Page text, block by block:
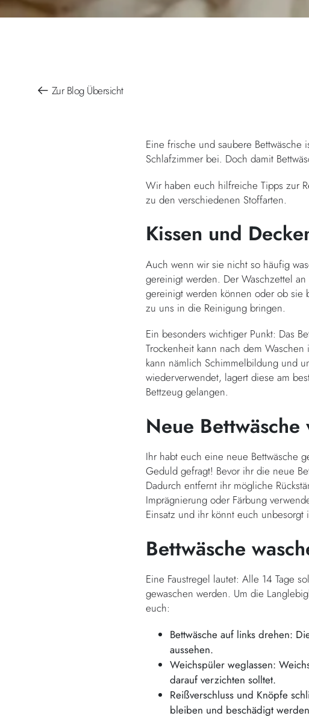
Zur Blog Übersicht
Eine frische und saubere
Schlafzimmer bei. Doch damit
Wir haben euch hilfreiche Tipps zur
zu den verschiedenen Stoffarten.
Kissen und
Auch wenn wir sie nicht so häufig
gereinigt werden. Der Waschzettel
gereinigt werden können oder ob sie
zu uns in die Reinigung bringen.
Ein besonders wichtiger Punkt: Das
Trockenheit kann nach dem
kann nämlich Schimmelbildung und
wiederverwendet, lagert diese am
Bettzeug gelangen.
Neue
Ihr habt euch eine neue Bettwäsche
Geduld gefragt! Bevor ihr die neue
Dadurch entfernt ihr mögliche
Imprägnierung oder Färbung
Einsatz und ihr könnt euch
Bettwäsche
Eine Faustregel lautet: Alle 14 Tage
gewaschen werden. Um die
euch:
Bettwäsche auf links drehen:
aussehen.
Weichspüler weglassen:
darauf verzichten solltet.
Reißverschluss und Knöpfe
bleiben und beschädigt